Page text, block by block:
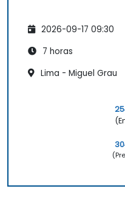
2026-09-17 09:30
7 horas
Lima - Miguel Grau